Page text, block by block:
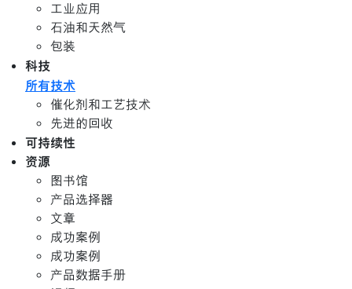
工业应用
石油和天然气
包装
科技
所有技术
催化剂和工艺技术
先进的回收
可持续性
资源
图书馆
产品选择器
文章
成功案例
成功案例
产品数据手册